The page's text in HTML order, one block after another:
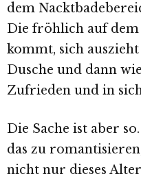
dem
Die fröhlich auf
kommt, sich
Dusche und dann
Zufrieden und in
Die Sache ist aber
das zu
nicht nur dieses